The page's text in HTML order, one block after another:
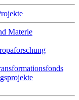
Materie